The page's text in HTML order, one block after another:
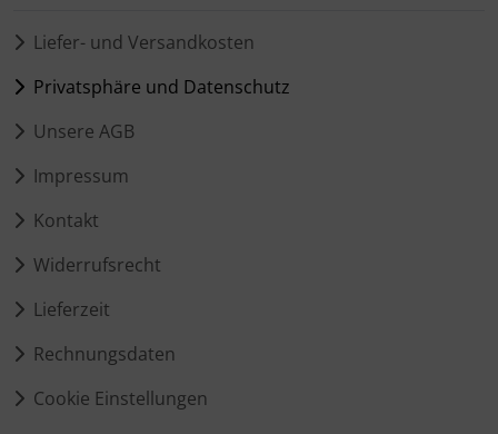
Liefer- und Versandkosten
Privatsphäre und Datenschutz
Unsere AGB
Impressum
Kontakt
Widerrufsrecht
Lieferzeit
Rechnungsdaten
Cookie Einstellungen